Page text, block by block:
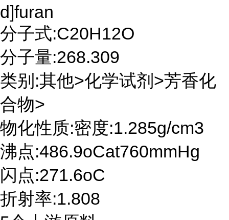
d]furan
分子式:C20H12O
分子量:268.309
类别:其他>化学试剂>芳香化
合物>
物化性质:密度:1.285g/cm3
沸点:486.9oCat760mmHg
闪点:271.6oC
折射率:1.808